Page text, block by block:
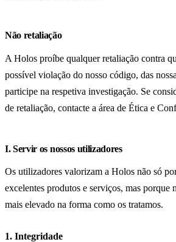
Não retaliação
A Holos proíbe qualquer retaliação contra
possível violação do nosso código, das
participe na respetiva investigação. Se
de retaliação, contacte a área de Ética e
I. Servir os nossos utilizadores
Os utilizadores valorizam a Holos não só
excelentes produtos e serviços, mas porque
mais elevado na forma como os tratamos.
1. Integridade